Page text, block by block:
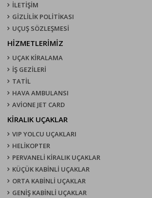
İLETİŞİM
GİZLİLİK POLİTİKASI
UÇUŞ SÖZLEŞMESI
HİZMETLERİMİZ
UÇAK KIRALAMA
İŞ GEZİLERİ
TATİL
HAVA AMBULANSI
AVİONE JET CARD
KIRALIK UÇAKLAR
VIP YOLCU UÇAKLARI
HELİKOPTER
PERVANELİ KİRALIK UÇAKLAR
KÜÇÜK KABİNLİ UÇAKLAR
ORTA KABİNLİ UÇAKLAR
GENİŞ KABİNLİ UÇAKLAR